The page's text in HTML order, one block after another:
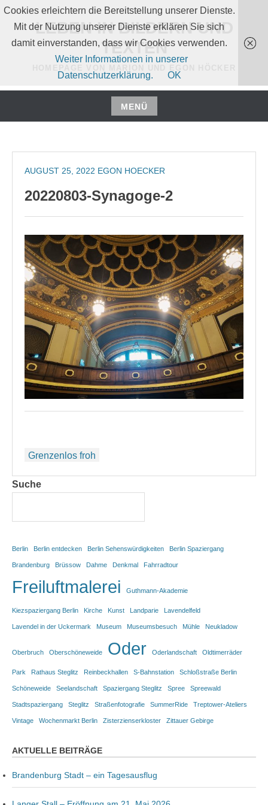
Zum
Inhalt
springen
LEBEN IN BILDERN UND
TEXTEN
MENÜ
Zum
springen
AUGUST 25, 2022 EGON HOECKER
20220803-Synagoge-2
Beitragsnavigation
Grenzenlos froh
Suche
Berlin Berlin entdecken Berlin Sehenswürdigkeiten Berlin Spaziergang
Brandenburg Brüssow Dahme Denkmal Fahrradtour
Freiluftmalerei Guthmann-Akademie
Kiezspaziergang Berlin Kirche Kunst Landparie Lavendelfeld
Lavendel in der Uckermark Museum Museumsbesuch Mühle Neukladow
Oberbruch Oberschöneweide Oder Oderlandschaft Oldtimerräder
Park Rathaus Steglitz Reinbeckhallen S-Bahnstation Schloßstraße Berlin
Schöneweide Seelandschaft Spaziergang Steglitz Spree Spreewald
Stadtspaziergang Steglitz Straßenfotografie SummerRide Treptower-Ateliers
Vintage Wochenmarkt Berlin Zisterzienserkloster Zittauer Gebirge
AKTUELLE BEITRÄGE
Brandenburg Stadt – ein Tagesausflug
Cookies erleichtern die Bereitstellung unserer Dienste.
Mit der Nutzung unserer Dienste erklären Sie sich
damit einverstanden, dass wir Cookies verwenden.
Weiter Informationen in unserer
Datenschutzerklärung.
OK